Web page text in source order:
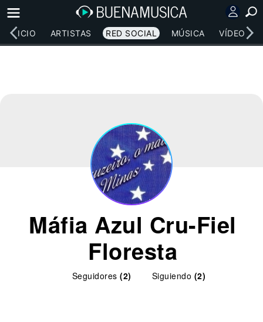
INICIO ARTISTAS RED SOCIAL MÚSICA VÍDEOS
Máfia Azul Cru-Fiel
Floresta
Seguidores (2) Siguiendo (2)